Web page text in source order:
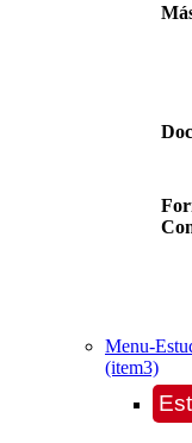
Menu-
(item3)